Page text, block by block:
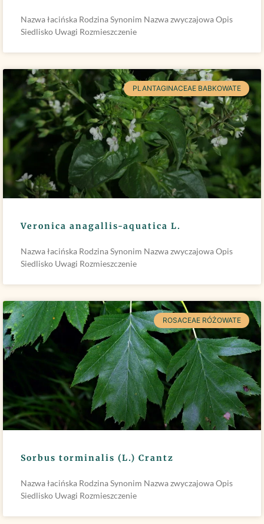
Nazwa łacińska Rodzina Synonim Nazwa zwyczajowa Opis
Siedlisko Uwagi Rozmieszczenie
PLANTAGINACEAE BABKOWATE
Veronica anagallis-aquatica L.
Nazwa łacińska Rodzina Synonim Nazwa zwyczajowa Opis
Siedlisko Uwagi Rozmieszczenie
ROSACEAE RÓŻOWATE
Sorbus torminalis (L.) Crantz
Nazwa łacińska Rodzina Synonim Nazwa zwyczajowa Opis
Siedlisko Uwagi Rozmieszczenie